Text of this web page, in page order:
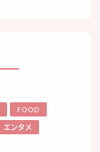
FOOD
エンタメ